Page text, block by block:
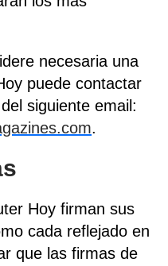
necesaria una
puede contactar
siguiente email:
.
Hoy firman sus
cada reflejado en
que las firmas de